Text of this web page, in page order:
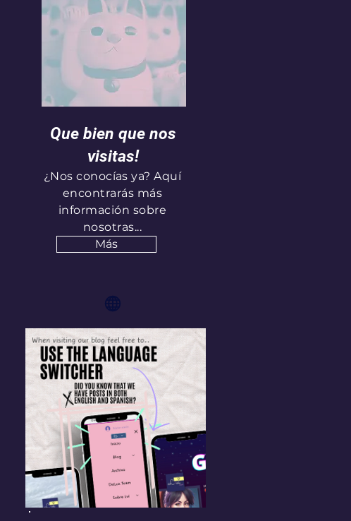
Que bien que nos
visitas!
¿Nos conocías ya? Aquí
encontrarás más
información sobre
nosotras...
Más